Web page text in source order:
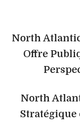
North
Offre
North
Stratégique